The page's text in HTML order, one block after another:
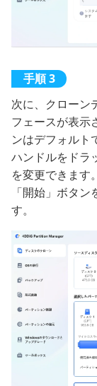
次に、クローン
フェースが表示
ンはデフォルト
ハンドルをドラ
を変更できます
「開始」ボタ
す。